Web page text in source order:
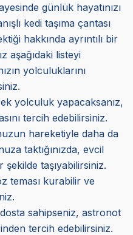
günlük hayatınızı
kedi taşıma çantası
hakkında ayrıntılı bir
aşağıdaki listeyi
yolculuklarını
yolculuk yapacaksanız,
tercih edebilirsiniz.
hareketiyle daha da
taktığınızda, evcil
şekilde taşıyabilirsiniz.
teması kurabilir ve
sahipseniz, astronot
tercih edebilirsiniz.